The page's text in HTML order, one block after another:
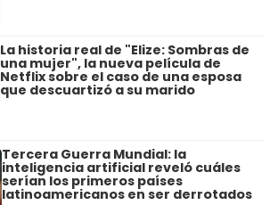
La historia real de "Elize: Sombras de
una mujer", la nueva película de
Netflix sobre el caso de una esposa
que descuartizó a su marido
Tercera Guerra Mundial: la
inteligencia artificial reveló cuáles
serían los primeros países
latinoamericanos en ser derrotados